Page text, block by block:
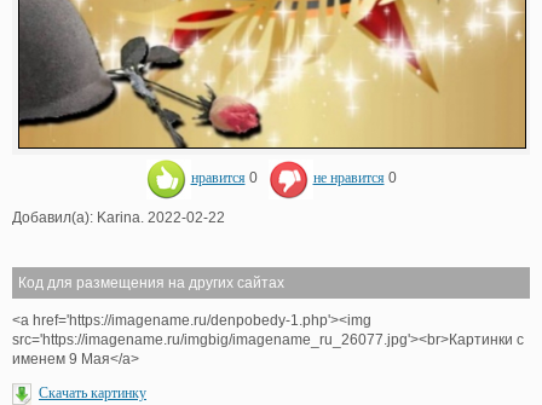
нравится 0 не нравится 0
Добавил(а): Karina. 2022-02-22
Код для размещения на других сайтах
<a href='https://imagename.ru/denpobedy-1.php'><img
src='https://imagename.ru/imgbig/imagename_ru_26077.jpg'><br>Картинки с
именем 9 Мая</a>
Скачать картинку